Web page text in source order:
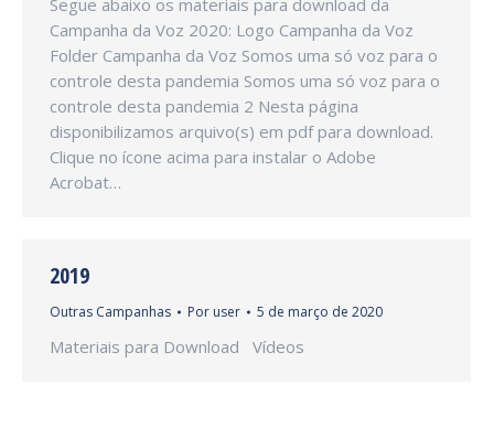
Segue abaixo os materiais para download da
Campanha da Voz 2020: Logo Campanha da Voz
Folder Campanha da Voz Somos uma só voz para o
controle desta pandemia Somos uma só voz para o
controle desta pandemia 2 Nesta página
disponibilizamos arquivo(s) em pdf para download.
Clique no ícone acima para instalar o Adobe
Acrobat…
2019
Outras Campanhas Por user 5 de março de 2020
Materiais para Download Vídeos